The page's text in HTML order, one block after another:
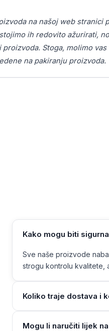
na našoj web stranici
ih redovito ažurirati,
proizvoda. Stoga, molimo
na pakiranju proizvoda.
Kako mogu biti
Sve naše proizvode
strogu kontrolu kvalitete,
Koliko traje dostava i
Mogu li naručiti lijek